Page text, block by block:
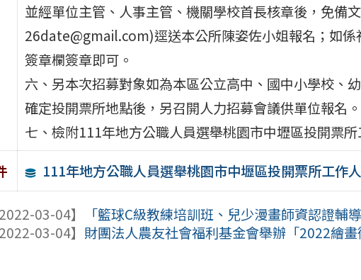
並經單位主管、人事主管、機關學校首長核章後，免
26date@gmail.com)逕送本公所陳姿佐小姐報名；如
簽章欄簽章即可。
六、另本次招募對象如為本區公立高中、國中小學校、
確定投開票所地點後，另召開人力招募會議供單位報名。
七、檢附111年地方公職人員選舉桃園市中壢區投開票
111年地方公職人員選舉桃園市中壢區投開票所工作
2022-03-04】
「籃球C級教練培訓班、兒少漫畫師資認證輔
2022-03-04】 財團法人農友社會福利基金會舉辦「2022繪